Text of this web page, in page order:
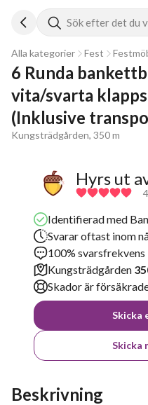
Sök efter det du
Alla kategorier Fest
6 Runda
vita/svarta
(Inklusive
Kungsträdgården, 350 m
Hyrs ut
Identifierad med
Svarar oftast inom
100% svarsfrekvens
Kungsträdgården
Skador är
Skicka
Skicka
Beskrivning